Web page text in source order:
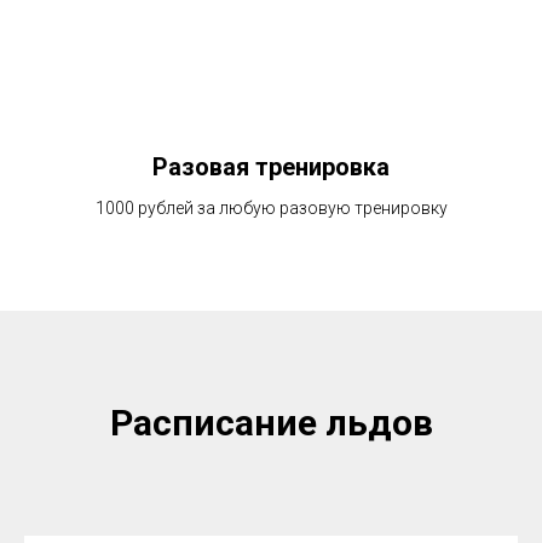
Разовая тренировка
1000 рублей за любую разовую тренировку
Расписание льдов